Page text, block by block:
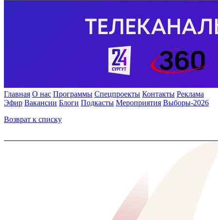
Главная О нас Программы Спецпроекты Контакты Реклама
Эфир Вакансии Блоги Подкасты Мероприятия Выборы-2026
Возврат к списку